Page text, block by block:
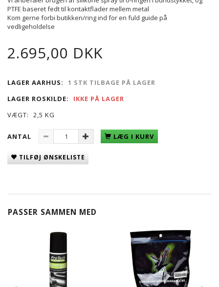
PTFE baseret fedt til kontaktflader mellem metal
Kom gerne forbi butikken/ring ind for en fuld guide på
vedligeholdelse
2.695,00 DKK
LAGER AARHUS:
1 STK TILBAGE PÅ LAGER
LAGER ROSKILDE:
IKKE PÅ LAGER
VÆGT:
2,5 KG
ANTAL LÆG I KURV
TILFØJ ØNSKELISTE
PASSER SAMMEN MED